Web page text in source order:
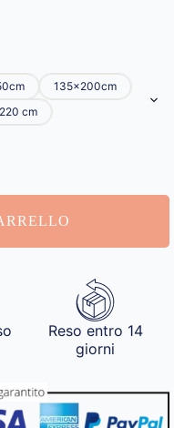
135x200cm
cm
Reso entro 14
giorni